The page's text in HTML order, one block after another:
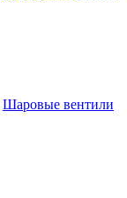
Шаровые вентили